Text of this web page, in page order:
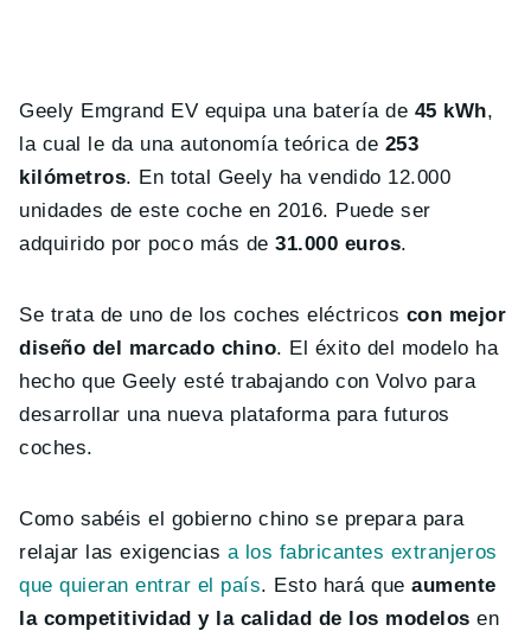
Geely Emgrand EV equipa una batería de 45 kWh,
la cual le da una autonomía teórica de 253
kilómetros. En total Geely ha vendido 12.000
unidades de este coche en 2016. Puede ser
adquirido por poco más de31.000 euros.
Se trata de uno de los coches eléctricos con mejor
diseño del marcado chino. El éxito del modelo ha
hecho que Geely esté trabajando con Volvo para
desarrollar una nueva plataforma para futuros
coches.
Como sabéis el gobierno chino se prepara para
relajar las exigencias a los fabricantes extranjeros
que quieran entrar el país. Esto hará queaumente
la competitividad y la calidad de los modelos en